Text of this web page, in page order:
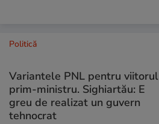
Politică
Variantele PNL pentru viitorul
prim-ministru. Sighiartău: E
greu de realizat un guvern
tehnocrat